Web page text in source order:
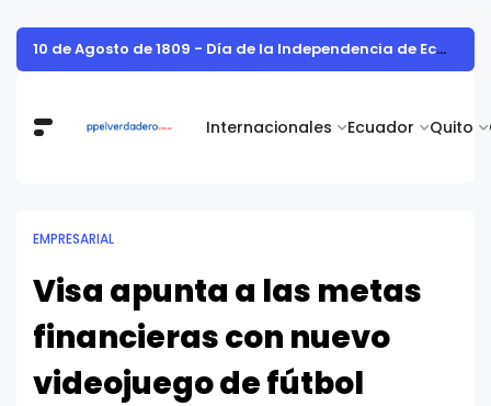
Internacionales Ecuador Quito
10 de Agosto de 1809 - Día de la Independencia de Ecuador
EMPRESARIAL
Visa apunta a las metas
financieras con nuevo
videojuego de fútbol